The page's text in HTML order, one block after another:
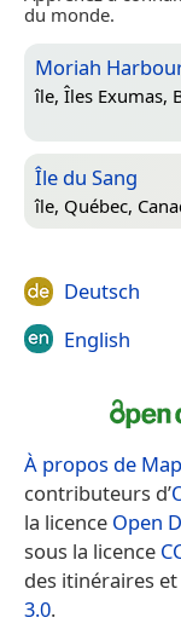
du monde.
Moriah
île, Îles Exumas,
Île du Sang
île, Québec,
Deutsch
English
À propos de
contributeurs d’
la licence Open
sous la licence
des itinéraires
3.0.